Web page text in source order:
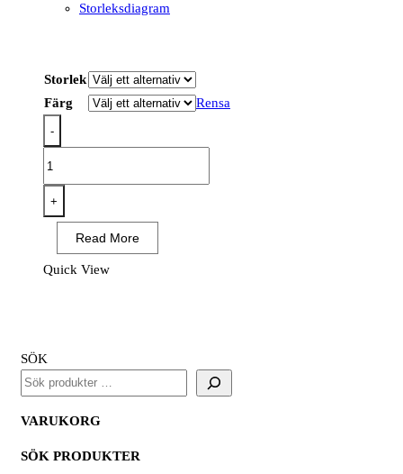
Storleksdiagram
Storlek
Färg
Rensa
-
PW3
Hi-
Klass
+
Read More
Quick View
SÖK
VARUKORG
SÖK PRODUKTER